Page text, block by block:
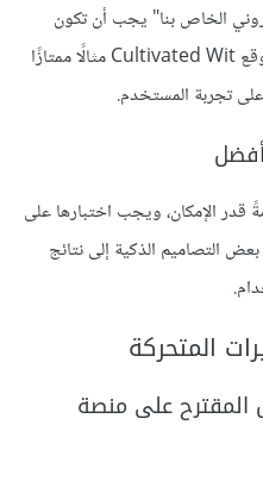
الخاص بنا" يجب أن تكون
أكثر وضوحًا، لكن بصورة عامة يُعَد موقع Cultivated Wit مثالًا ممتازًا
تجربة المستخدم.
قدر الإمكان، ويجب اختبارها على
التصاميم الذكية إلى نتائج
المقترح على منصة